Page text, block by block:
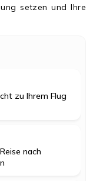
setzen und Ihre
zu Ihrem Flug
nach